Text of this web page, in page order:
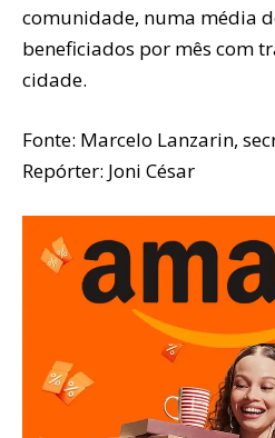
comunidade, numa média
beneficiados por mês com
cidade.
Fonte: Marcelo Lanzarin,
Repórter: Joni César